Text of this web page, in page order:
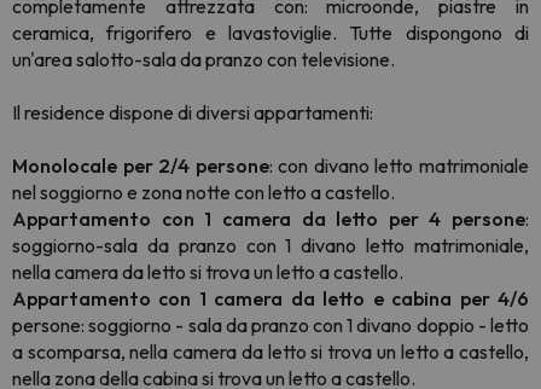
completamente attrezzata con: microonde, piastre in
ceramica, frigorifero e lavastoviglie. Tutte dispongono di
un'area salotto-sala da pranzo con televisione.
Il residence dispone di diversi appartamenti:
Monolocale per 2/4 persone: con divano letto matrimoniale
nel soggiorno e zona notte con letto a castello.
Appartamento con 1 camera da letto per 4 persone:
soggiorno-sala da pranzo con 1 divano letto matrimoniale,
nella camera da letto si trova un letto a castello.
Appartamento con 1 camera da letto e cabina per 4/6
persone: soggiorno - sala da pranzo con 1 divano doppio - letto
a scomparsa, nella camera da letto si trova un letto a castello,
nella zona della cabina si trova un letto a castello.